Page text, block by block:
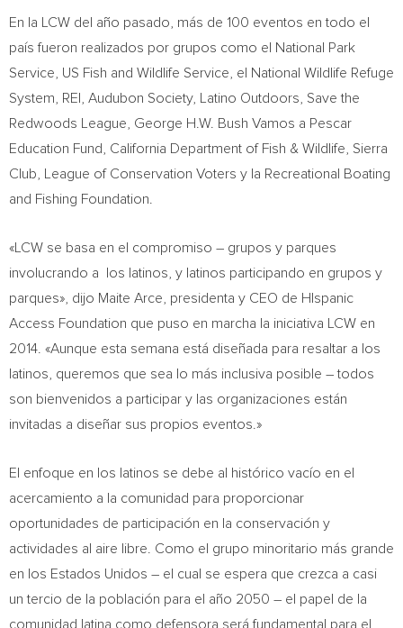
En la LCW del año pasado, más de 100 eventos en todo el
país fueron realizados por grupos como el National Park
Service, US Fish and Wildlife Service, el National Wildlife Refuge
System, REI, Audubon Society, Latino Outdoors, Save the
Redwoods League, George H.W. Bush Vamos a Pescar
Education Fund, California Department of Fish & Wildlife, Sierra
Club, League of Conservation Voters y la Recreational Boating
and Fishing Foundation.
«LCW se basa en el compromiso – grupos y parques
involucrando a los latinos, y latinos participando en grupos y
parques», dijo Maite Arce , presidenta y CEO de HIspanic
Access Foundation que puso en marcha la iniciativa LCW en
2014. «Aunque esta semana está diseñada para resaltar a los
latinos, queremos que sea lo más inclusiva posible – todos
son bienvenidos a participar y las organizaciones están
invitadas a diseñar sus propios eventos.»
El enfoque en los latinos se debe al histórico vacío en el
acercamiento a la comunidad para proporcionar
oportunidades de participación en la conservación y
actividades al aire libre. Como el grupo minoritario más grande
en los Estados Unidos – el cual se espera que crezca a casi
un tercio de la población para el año 2050 – el papel de la
comunidad latina como defensora será fundamental para el